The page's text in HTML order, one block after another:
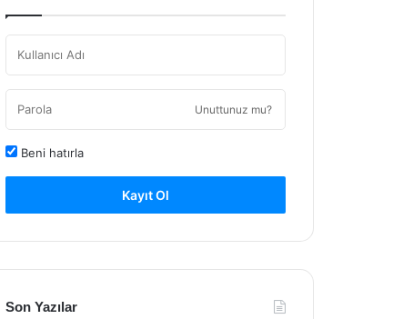
Unuttunuz mu?
Beni hatırla
Kayıt Ol
Son Yazılar